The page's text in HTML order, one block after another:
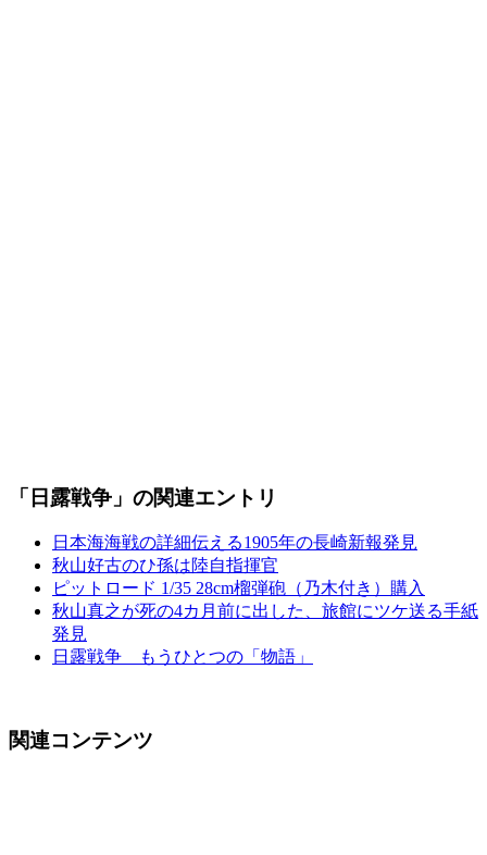
「日露戦争」の関連エントリ
日本海海戦の詳細伝える1905年の長崎新報発見
秋山好古のひ孫は陸自指揮官
ピットロード 1/35 28cm榴弾砲（乃木付き）購入
秋山真之が死の4カ月前に出した、旅館にツケ送る手紙
発見
日露戦争 もうひとつの「物語」
関連コンテンツ